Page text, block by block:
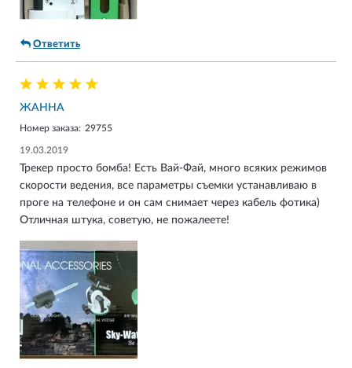
Ответить
ЖАННА
Номер заказа: 29755
19.03.2019
Трекер просто бомба! Есть Вай-Фай, много всяких режимов
скорости ведения, все параметры съемки устанавливаю в
проге на телефоне и он сам снимает через кабель фотика)
Отличная штука, советую, не пожалеете!